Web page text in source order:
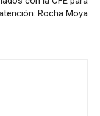
Rocha Moya